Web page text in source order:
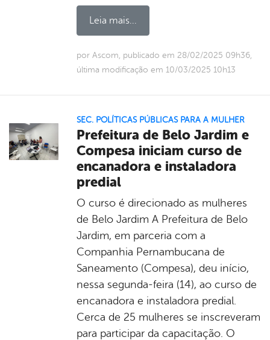
Leia mais...
por Ascom, publicado em 28/02/2025 09h36,
última modificação em 10/03/2025 10h13
SEC. POLÍTICAS PÚBLICAS PARA A MULHER
Prefeitura de Belo Jardim e
Compesa iniciam curso de
encanadora e instaladora
predial
O curso é direcionado as mulheres
de Belo Jardim A Prefeitura de Belo
Jardim, em parceria com a
Companhia Pernambucana de
Saneamento (Compesa), deu início,
nessa segunda-feira (14), ao curso de
encanadora e instaladora predial.
Cerca de 25 mulheres se inscreveram
para participar da capacitação. O